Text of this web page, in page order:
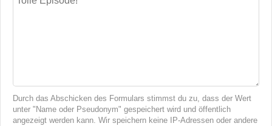
Durch das Abschicken des Formulars stimmst du zu, dass der Wert
unter "Name oder Pseudonym" gespeichert wird und öffentlich
angezeigt werden kann. Wir speichern keine IP-Adressen oder andere